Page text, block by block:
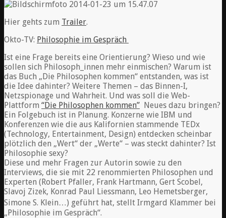
Hier gehts zum Trailer.
Okto-TV: Philosophie im Gespräch
Ist eine Frage bereits eine Orientierung? Wieso und wie
sollen sich Philosoph_innen mehr einmischen? Warum ist
das Buch „Die Philosophen kommen“ entstanden, was ist
die Idee dahinter? Weitere Themen – das Binnen-I,
Netzspionage und Wahrheit. Und was soll die Web-
Plattform “Die Philosophen kommen” Neues dazu bringen?
Ein Folgebuch ist in Planung. Konzerne wie IBM und
Konferenzen wie die aus Kalifornien stammende TEDx
(Technology, Entertainment, Design) entdecken scheinbar
plötzlich den „Wert“ der „Werte“ – was steckt dahinter? Ist
Philosophie sexy?
Diese und mehr Fragen zur Autorin sowie zu den
Interviews, die sie mit 22 renommierten Philosophen und
Experten (Robert Pfaller, Frank Hartmann, Gert Scobel,
Slavoj Zizek, Konrad Paul Liessmann, Leo Hemetsberger,
Simone S. Klein…) geführt hat, stellt Irmgard Klammer bei
„Philosophie im Gespräch“.